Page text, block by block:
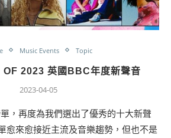
Music Events Topic
2023 英國BBC年度新聲音
2023-04-05
，再度為我們選出了優秀的十大新聲
愈來愈接近主流及音樂趨勢，但也不是